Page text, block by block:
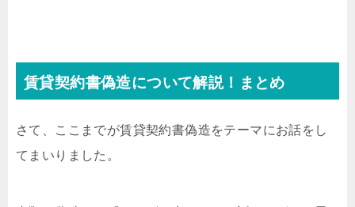
賃貸契約書偽造について解説！まとめ
さて、ここまでが賃貸契約書偽造をテーマにお話をし
てまいりました。